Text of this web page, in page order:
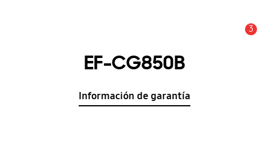
3
EF-CG850B
Información de garantía